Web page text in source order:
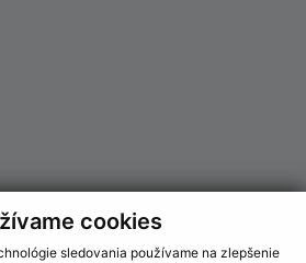
cookies
sledovania používame na zlepšenie
o stránke: